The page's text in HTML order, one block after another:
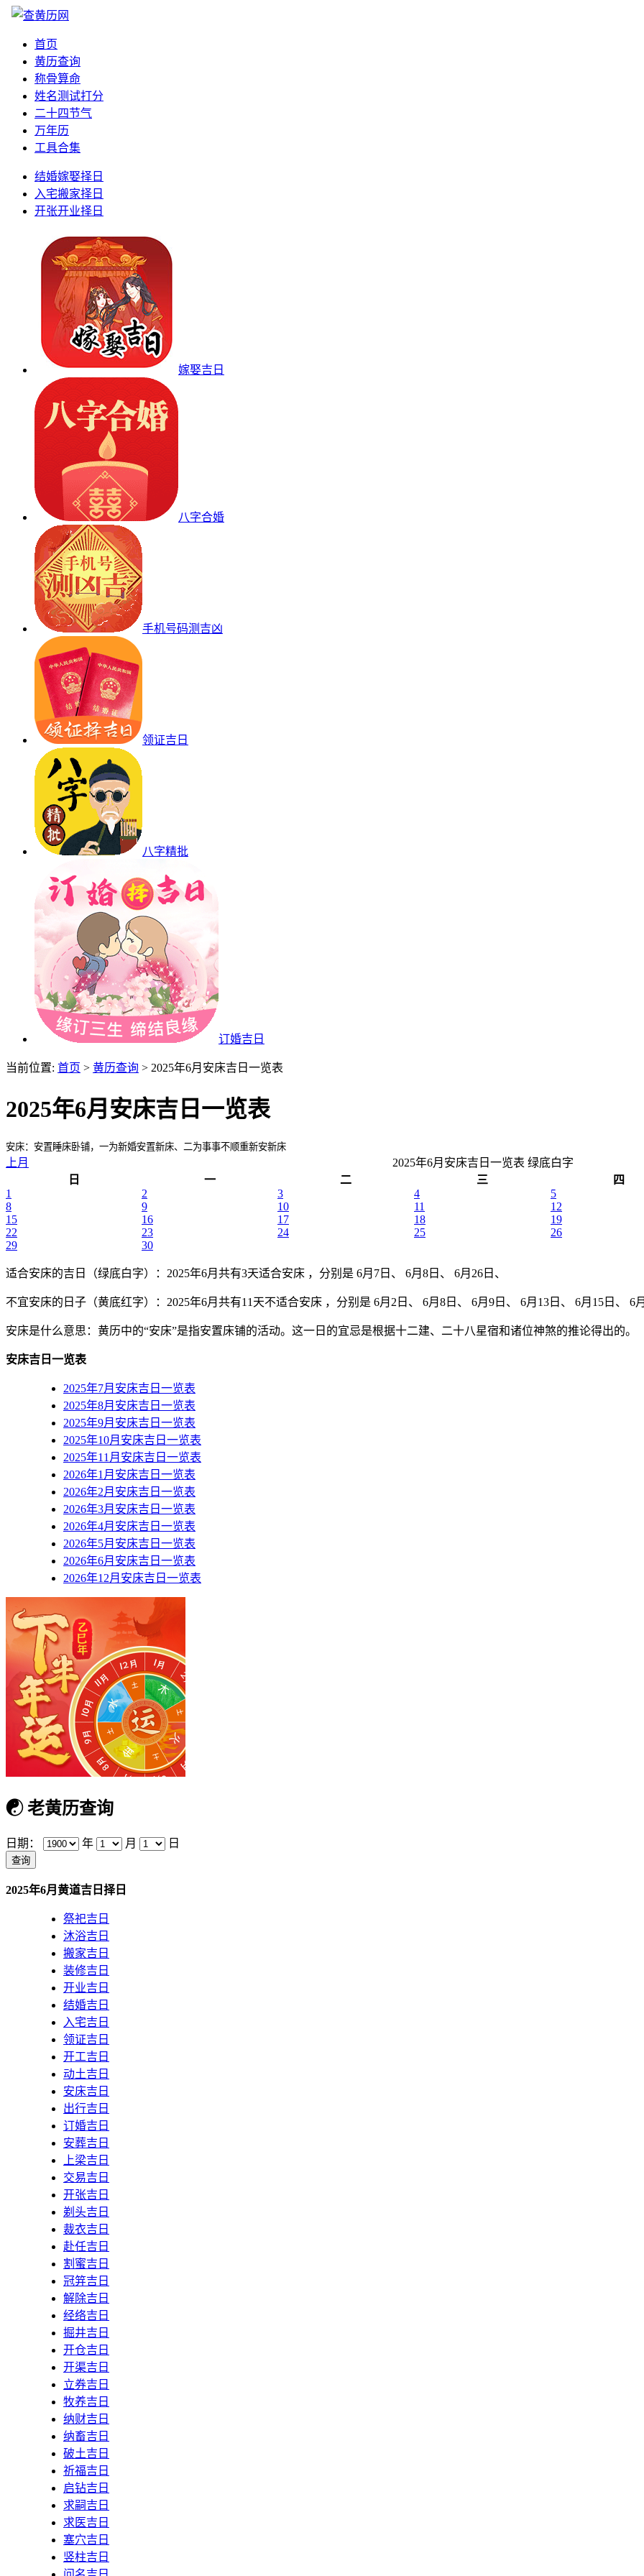
首页
黄历查询
称骨算命
姓名测试打分
二十四节气
万年历
工具合集
结婚嫁娶择日
入宅搬家择日
开张开业择日
嫁娶吉日
八字合婚
手机号码测吉凶
领证吉日
八字精批
订婚吉日
当前位置: 首页 > 黄历查询 > 2025年6月安床吉日一览表
2025年6月安床吉日一览表
安床：安置睡床卧铺，一为新婚安置新床、二为事事不顺重新安新床
上月 2025年6月安床吉日一览表 绿底白字
日
一 二 三 四
1
2 3 4 5
8
9 10 11 12
15
16 17 18 19
22
23 24 25 26
29
30
适合安床的吉日（绿底白字） ：2025年6月共有3天适合安床 ，分别是 6月7日、 6月8日、 6月26日、
不宜安床的日子（黄底红字） ：2025年6月共有11天不适合安床 ，分别是 6月2日、 6月8日、 6月9日、 6月13日、 6月15日、 6
安床是什么意思：黄历中的“安床”是指安置床铺的活动。这一日的宜忌是根据十二建、二十八星宿和诸位神煞的推论得出的。
安床吉日一览表
2025年7月安床吉日一览表
2025年8月安床吉日一览表
2025年9月安床吉日一览表
2025年10月安床吉日一览表
2025年11月安床吉日一览表
2026年1月安床吉日一览表
2026年2月安床吉日一览表
2026年3月安床吉日一览表
2026年4月安床吉日一览表
2026年5月安床吉日一览表
2026年6月安床吉日一览表
2026年12月安床吉日一览表
☯老黄历查询
日期： 年 月 日
2025年6月黄道吉日择日
祭祀吉日
沐浴吉日
搬家吉日
装修吉日
开业吉日
结婚吉日
入宅吉日
领证吉日
开工吉日
动土吉日
安床吉日
出行吉日
订婚吉日
安葬吉日
上梁吉日
交易吉日
开张吉日
剃头吉日
裁衣吉日
赴任吉日
割蜜吉日
冠笄吉日
解除吉日
经络吉日
掘井吉日
开仓吉日
开渠吉日
立券吉日
牧养吉日
纳财吉日
纳畜吉日
破土吉日
祈福吉日
启钻吉日
求嗣吉日
求医吉日
塞穴吉日
竖柱吉日